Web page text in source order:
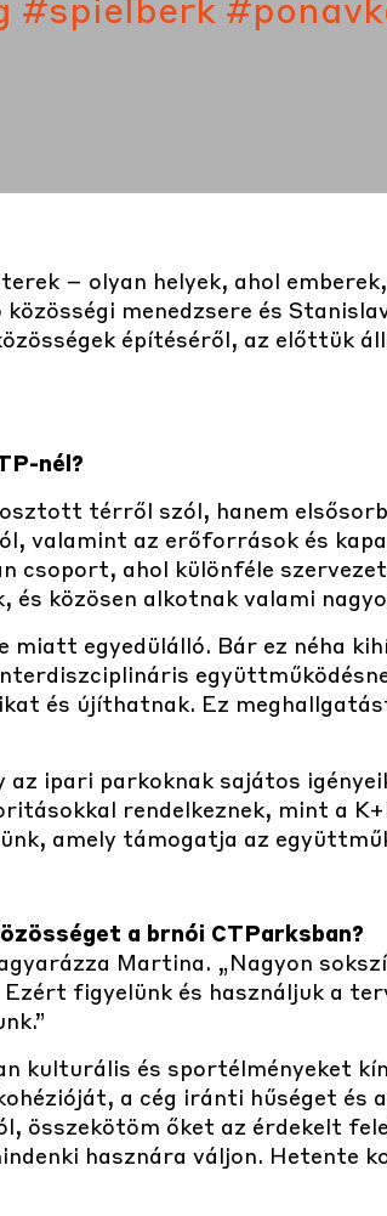
– olyan helyek, ahol
menedzsere és
építéséről, az előttük
nél?
térről szól, hanem
valamint az erőforrások és
csoport, ahol különféle
és közösen alkotnak valami
miatt egyedülálló. Bár ez néha
és újíthatnak. Ez
az ipari parkoknak sajátos
rendelkeznek, mint a
amely támogatja az
a brnói CTParksban?
Martina. „Nagyon
figyelünk és használjuk a
kulturális és sportélményeket
a cég iránti hűséget és
összekötöm őket az érdekelt
hasznára váljon. Hetente